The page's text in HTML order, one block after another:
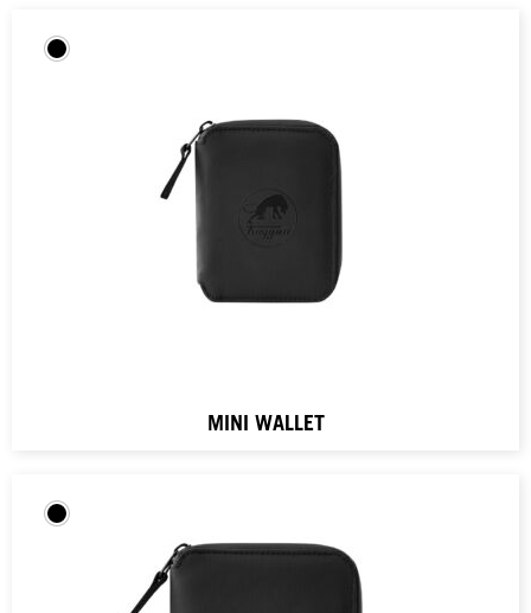
MINI WALLET